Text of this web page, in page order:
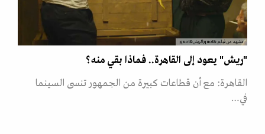
مشهد من فيلم &quot;الريش&quot;
"ريش" يعود إلى القاهرة.. فماذا بقي منه؟
القاهرة: مع أن قطاعات كبيرة من الجمهور تنسى السينما
في…